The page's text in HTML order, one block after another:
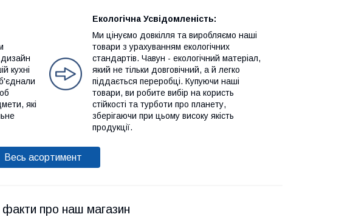
кухні
які
Екологічна Усвідомленість:
Ми цінуємо довкілля та виробляємо наші
товари з урахуванням екологічних
стандартів. Чавун - екологічний матеріал,
який не тільки довговічний, а й легко
піддається переробці. Купуючи наші
товари, ви робите вибір на користь
стійкості та турботи про планету,
зберігаючи при цьому високу якість
продукції.
Весь асортимент
факти про наш магазин